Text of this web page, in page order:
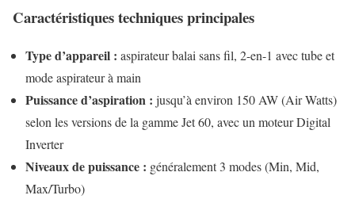
Caractéristiques techniques principales
Type d’appareil : aspirateur balai sans fil, 2-en-1 avec tube et
mode aspirateur à main
Puissance d’aspiration : jusqu’à environ 150 AW (Air Watts)
selon les versions de la gamme Jet 60, avec un moteur Digital
Inverter
Niveaux de puissance : généralement 3 modes (Min, Mid,
Max/Turbo)